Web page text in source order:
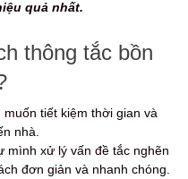
quả nhất.
thông tắc bồn
tiết kiệm thời gian và
nhà.
mình xử lý vấn đề tắc nghẽn
đơn giản và nhanh chóng.